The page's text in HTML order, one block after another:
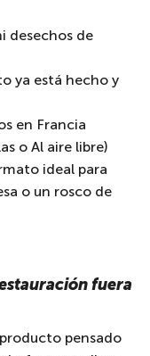
desechos de
ya está hecho y
en Francia
o Al aire libre)
ideal para
o un rosco de
fuera
pensado